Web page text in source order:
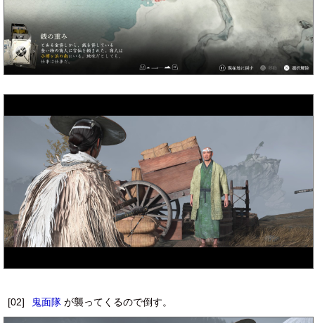
[02] 鬼面隊が襲ってくるので倒す。